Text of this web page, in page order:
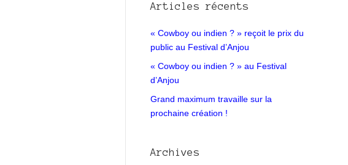
Articles récents
« Cowboy ou indien ? » reçoit le prix du
public au Festival d’Anjou
« Cowboy ou indien ? » au Festival
d’Anjou
Grand maximum travaille sur la
prochaine création !
Archives